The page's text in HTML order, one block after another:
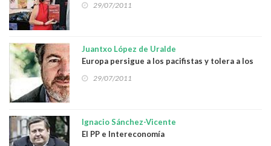
29/07/2011
Juantxo López de Uralde
Europa persigue a los pacifistas y tolera a los
fascistas
29/07/2011
Ignacio Sánchez-Vicente
El PP e Intereconomía